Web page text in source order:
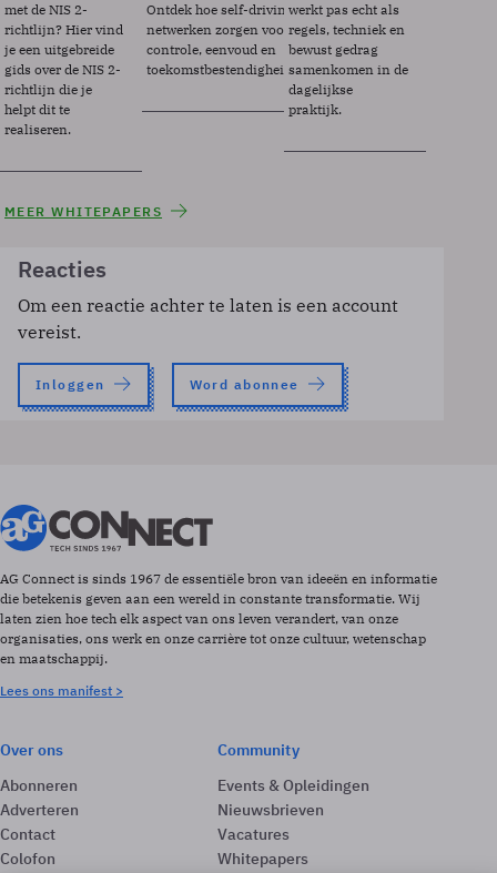
met de NIS 2-
richtlijn? Hier vind
je een uitgebreide
gids over de NIS 2-
richtlijn die je
helpt dit te
realiseren.
Ontdek hoe self-driving
netwerken zorgen voor
controle, eenvoud en
toekomstbestendigheid.
werkt pas echt als
regels, techniek en
bewust gedrag
samenkomen in de
dagelijkse
praktijk.
MEER WHITEPAPERS
Reacties
Om een reactie achter te laten is een account
vereist.
Inloggen Word abonnee
AG Connect is sinds 1967 de essentiële bron van ideeën en informatie
die betekenis geven aan een wereld in constante transformatie. Wij
laten zien hoe tech elk aspect van ons leven verandert, van onze
organisaties, ons werk en onze carrière tot onze cultuur, wetenschap
en maatschappij.
Lees ons manifest >
Over ons
Abonneren
Adverteren
Contact
Colofon
Community
Events & Opleidingen
Nieuwsbrieven
Vacatures
Whitepapers